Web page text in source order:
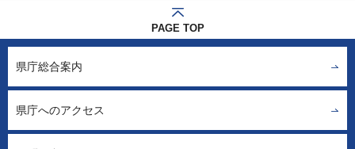
PAGE TOP
県庁総合案内
県庁へのアクセス